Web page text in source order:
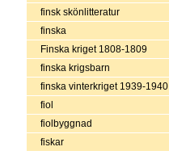
finsk skönlitteratur
finska
Finska kriget 1808-1809
finska krigsbarn
finska vinterkriget 1939-1940
fiol
fiolbyggnad
fiskar